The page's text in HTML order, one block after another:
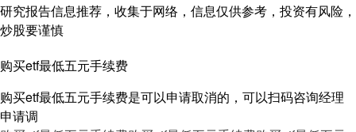
研究报告信息推荐，收集于网络，信息仅供参考，投资有风险，
炒股要谨慎
购买etf最低五元手续费
购买etf最低五元手续费是可以申请取消的，可以扫码咨询经理
申请调